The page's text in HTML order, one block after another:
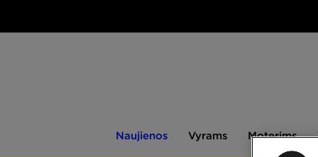
Naujienos Vyrams Moterims